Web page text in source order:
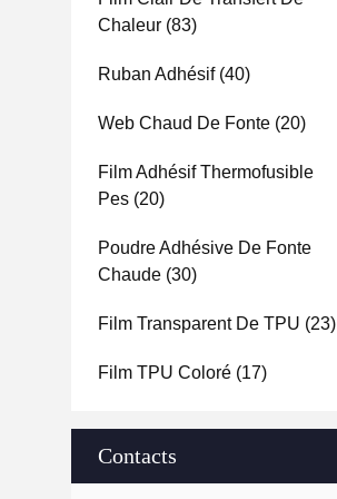
Chaleur (83)
Ruban Adhésif(40)
Web Chaud De Fonte (20)
Film Adhésif Thermofusible
Pes (20)
Poudre Adhésive De Fonte
Chaude (30)
Film Transparent De TPU (23)
Film TPU Coloré (17)
Contacts